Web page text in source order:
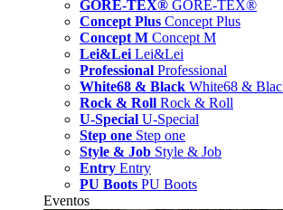
GORE-TEX® GORE-TEX®
Concept Plus Concept Plus
Concept M Concept M
Lei&Lei Lei&Lei
Professional Professional
White68 & Black White68 &
Rock & Roll Rock & Roll
U-Special U-Special
Step one Step one
Style & Job Style & Job
Entry Entry
PU Boots PU Boots
Eventos